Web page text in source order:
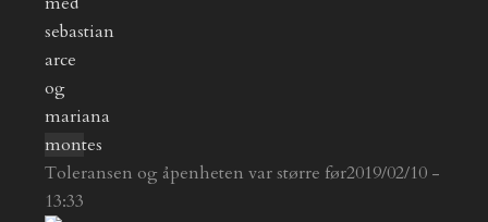
Toleransen og åpenheten var større før2019/02/10 -
13:33